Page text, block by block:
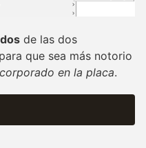
de las dos
para que sea más notorio
en la placa.